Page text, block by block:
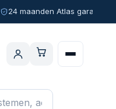
24 maanden Atlas garantie